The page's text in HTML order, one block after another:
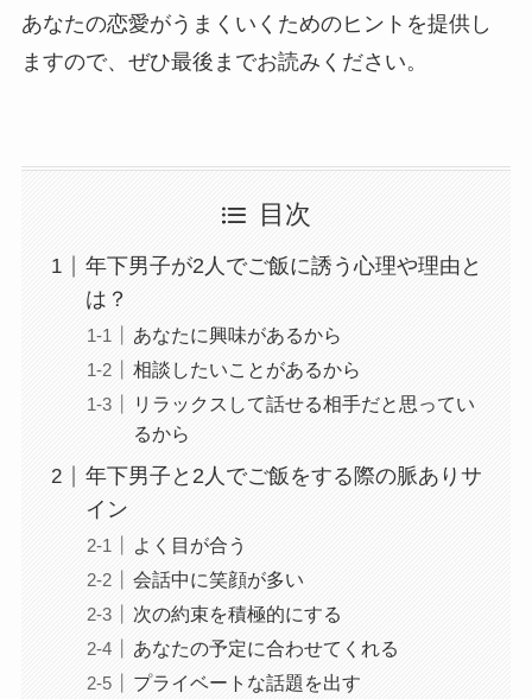
あなたの恋愛がうまくいくためのヒントを提供し
ますので、ぜひ最後までお読みください。
目次
年下男子が2人でご飯に誘う心理や理由と
は？
あなたに興味があるから
相談したいことがあるから
リラックスして話せる相手だと思ってい
るから
年下男子と2人でご飯をする際の脈ありサ
イン
よく目が合う
会話中に笑顔が多い
次の約束を積極的にする
あなたの予定に合わせてくれる
プライベートな話題を出す